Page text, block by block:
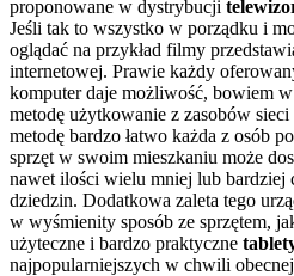
proponowane w dystrybucji
Jeśli tak to wszystko w porządku i
oglądać na przykład filmy
internetowej. Prawie każdy
komputer daje możliwość, bowiem
metodę użytkowanie z zasobów
metodę bardzo łatwo każda z osób
sprzęt w swoim mieszkaniu może
nawet ilości wielu mniej lub bardziej
dziedzin. Dodatkowa zaleta tego
w wyśmienity sposób ze sprzętem,
użyteczne i bardzo praktyczne
najpopularniejszych w chwili